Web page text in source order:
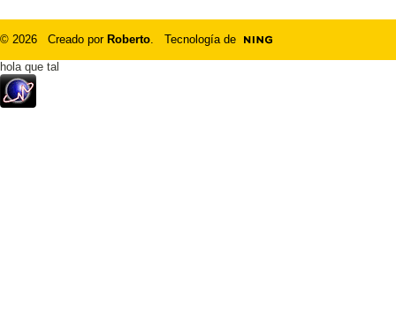
© 2026 Creado por Roberto. Tecnología de
hola que tal